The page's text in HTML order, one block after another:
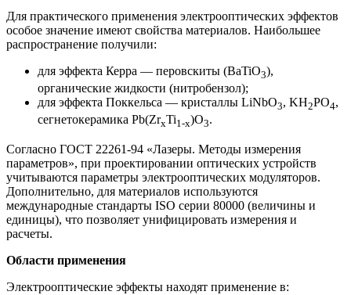
Для практического применения электрооптических эффектов
особое значение имеют свойства материалов. Наибольшее
распространение получили:
для эффекта Керра — перовскиты (BaTiO3),
органические жидкости (нитробензол);
для эффекта Поккельса — кристаллы LiNbO3, KH2PO4,
сегнетокерамика Pb(ZrxTi1-x)O3.
Согласно ГОСТ 22261-94 «Лазеры. Методы измерения
параметров», при проектировании оптических устройств
учитываются параметры электрооптических модуляторов.
Дополнительно, для материалов используются
международные стандарты ISO серии 80000 (величины и
единицы), что позволяет унифицировать измерения и
расчеты.
Области применения
Электрооптические эффекты находят применение в: